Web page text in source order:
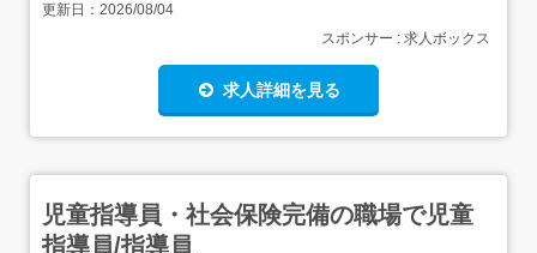
更新日： 2026/08/04
スポンサー : 求人ボックス
求人詳細を見る
児童指導員・社会保険完備の職場で児童
指導員/指導員